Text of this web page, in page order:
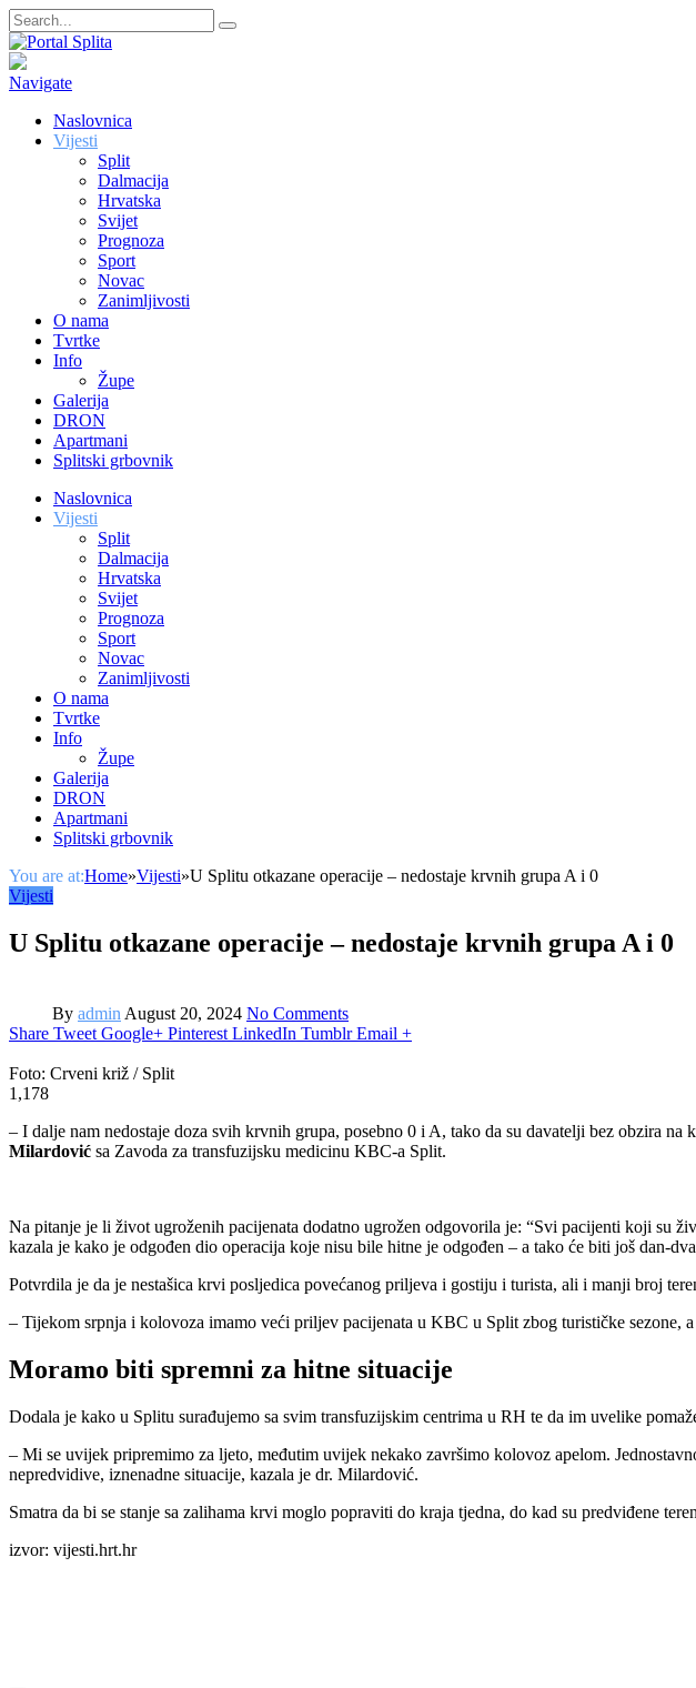
Navigate
Naslovnica
Vijesti
Split
Dalmacija
Hrvatska
Svijet
Prognoza
Sport
Novac
Zanimljivosti
O nama
Tvrtke
Info
Župe
Galerija
DRON
Apartmani
Splitski grbovnik
Naslovnica
Vijesti
Split
Dalmacija
Hrvatska
Svijet
Prognoza
Sport
Novac
Zanimljivosti
O nama
Tvrtke
Info
Župe
Galerija
DRON
Apartmani
Splitski grbovnik
You are at:Home»Vijesti»U Splitu otkazane operacije – nedostaje krvnih grupa A i 0
Vijesti
U Splitu otkazane operacije – nedostaje krvnih grupa A i 0
By admin August 20, 2024 No Comments
Share Tweet Google+ Pinterest LinkedIn Tumblr Email +
Foto: Crveni križ / Split
1,178
– I dalje nam nedostaje doza svih krvnih grupa, posebno 0 i A, tako da su davatelji bez obzira
Milardović sa Zavoda za transfuzijsku medicinu KBC-a Split.
Na pitanje je li život ugroženih pacijenata dodatno ugrožen odgovorila je: “Svi pacijenti koji su
kazala je kako je odgođen dio operacija koje nisu bile hitne je odgođen – a tako će biti još dan-
Potvrdila je da je nestašica krvi posljedica povećanog priljeva i gostiju i turista, ali i manji broj
– Tijekom srpnja i kolovoza imamo veći priljev pacijenata u KBC u Split zbog turističke
Moramo biti spremni za hitne situacije
Dodala je kako u Splitu surađujemo sa svim transfuzijskim centrima u RH te da im uvelike
– Mi se uvijek pripremimo za ljeto, međutim uvijek nekako završimo kolovoz apelom.
nepredvidive, iznenadne situacije, kazala je dr. Milardović.
Smatra da bi se stanje sa zalihama krvi moglo popraviti do kraja tjedna, do kad su predviđene
izvor: vijesti.hrt.hr